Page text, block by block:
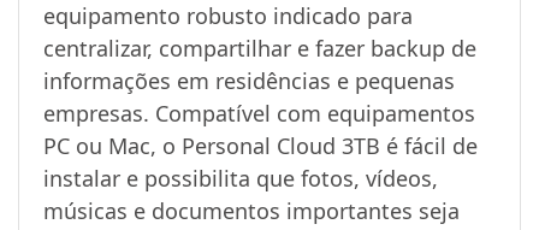
equipamento robusto indicado para
centralizar, compartilhar e fazer backup de
informações em residências e pequenas
empresas. Compatível com equipamentos
PC ou Mac, o Personal Cloud 3TB é fácil de
instalar e possibilita que fotos, vídeos,
músicas e documentos importantes seja